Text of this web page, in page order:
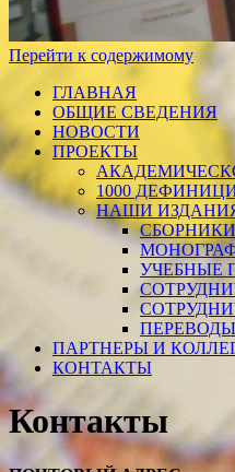
Перейти к содержимому
ГЛАВНАЯ
ОБЩИЕ СВЕДЕНИЯ
НОВОСТИ
ПРОЕКТЫ
1000
НАШИ
УЧЕБНЫЕ
ПАРТНЕРЫ И
КОНТАКТЫ
Контакты